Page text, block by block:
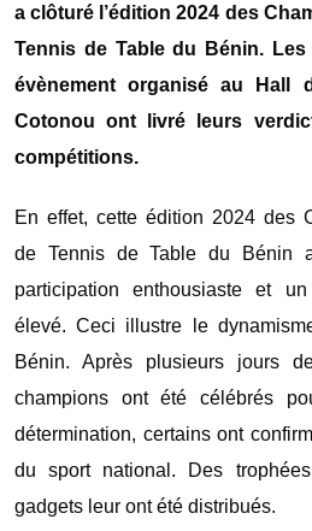
a clôturé l’édition 2024 des
Tennis de Table du Bénin.
évènement organisé au Hall
Cotonou ont livré leurs
compétitions.
En effet, cette édition 2024 des
de Tennis de Table du Bénin
participation enthousiaste et
élevé. Ceci illustre le
Bénin. Après plusieurs jours
champions ont été célébrés
détermination, certains ont
du sport national. Des
gadgets leur ont été distribués.